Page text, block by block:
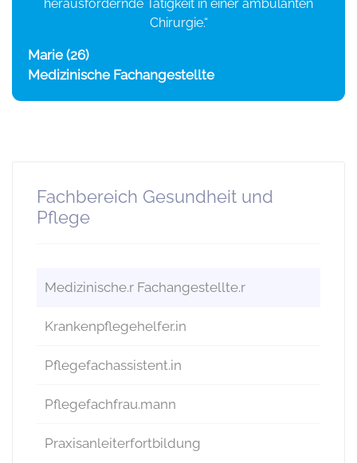
herausfordernde Tätigkeit in einer ambulanten
Chirurgie.“
Marie (26)
Medizinische Fachangestellte
Fachbereich Gesundheit und
Pflege
Medizinische.r Fachangestellte.r
Krankenpflegehelfer.in
Pflegefachassistent.in
Pflegefachfrau.mann
Praxisanleiterfortbildung